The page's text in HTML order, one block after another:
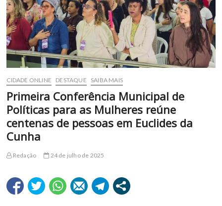
CIDADE ONLINE DESTAQUE SAIBA MAIS
Primeira Conferência Municipal de
Políticas para as Mulheres reúne
centenas de pessoas em Euclides da
Cunha
Redação 24 de julho de 2025